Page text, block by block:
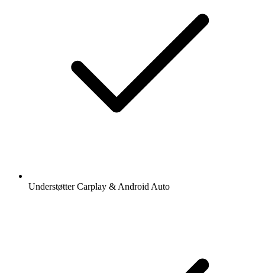
Understøtter Carplay & Android Auto